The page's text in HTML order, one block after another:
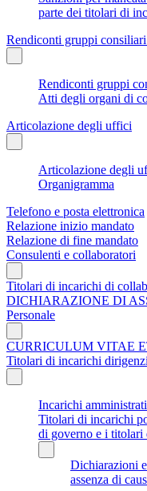
parte dei titolari di
Rendiconti gruppi
Rendiconti gruppi
Atti degli organi di
Articolazione degli uffici
Articolazione degli
Organigramma
Telefono e posta elettronica
Relazione inizio mandato
Relazione di fine mandato
Consulenti e collaboratori
Titolari di incarichi di
DICHIARAZIONE DI
Personale
CURRICULUM VITAE
Titolari di incarichi
Incarichi
Titolari di incarichi
di governo e i
Dichiarazioni
assenza di